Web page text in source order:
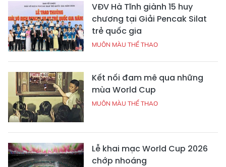
VĐV Hà Tĩnh giành 15 huy
chương tại Giải Pencak Silat
trẻ quốc gia
MUÔN MÀU THỂ THAO
Kết nối đam mê qua những
mùa World Cup
MUÔN MÀU THỂ THAO
Lễ khai mạc World Cup 2026
chớp nhoáng